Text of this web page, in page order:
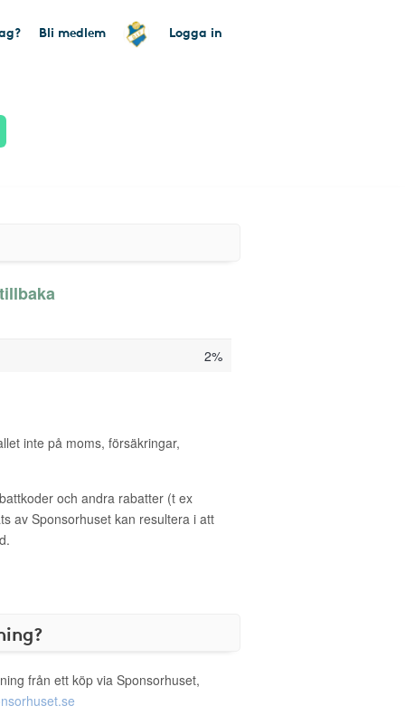
Bli medlem Logga in
2%
inte på moms, försäkringar,
och andra rabatter (t ex
av Sponsorhuset kan resultera i att
från ett köp via Sponsorhuset,